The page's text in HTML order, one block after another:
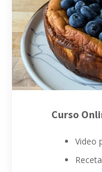
Curso
Video